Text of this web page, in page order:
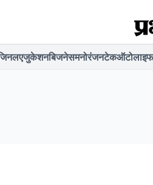
एजुकेशनबिजनेसमनोरंजनटेकऑटो